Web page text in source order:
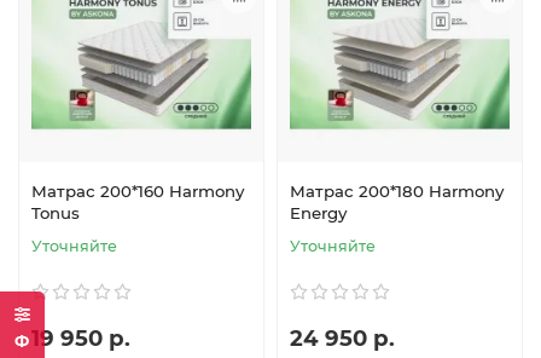
Матрас 200*160 Harmony
Tonus
Уточняйте
19 950 р.
Матрас 200*180 Harmony
Energy
Уточняйте
24 950 р.